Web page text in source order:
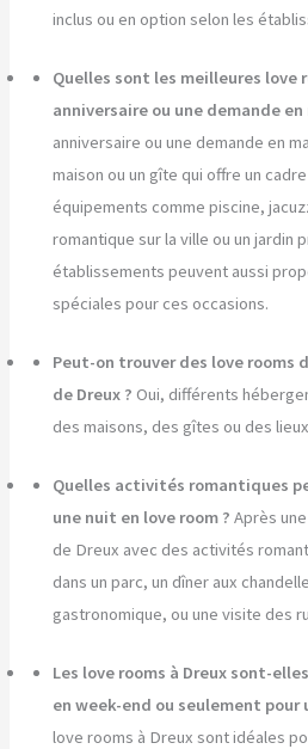
inclus ou en option selon les
Quelles sont les meilleures love
anniversaire ou une demande en
anniversaire ou une demande en
maison ou un gîte qui offre un
équipements comme piscine,
romantique sur la ville ou un jardin
établissements peuvent aussi
spéciales pour ces occasions.
Peut-on trouver des love rooms
de Dreux ? Oui, différents
des maisons, des gîtes ou des
Quelles activités romantiques
une nuit en love room ? Après
de Dreux avec des activités
dans un parc, un dîner aux
gastronomique, ou une visite des
Les love rooms à Dreux sont-
en week-end ou seulement pour
love rooms à Dreux sont idéales